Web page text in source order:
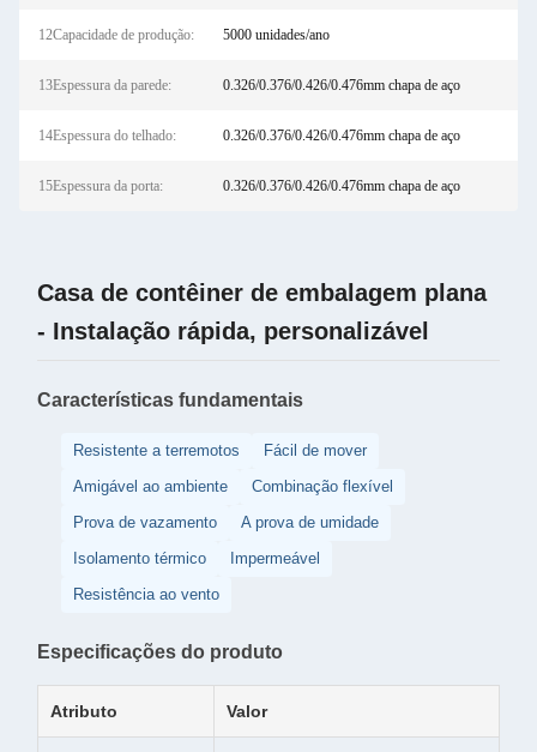
12Capacidade de produção: 5000 unidades/ano
13Espessura da parede: 0.326/0.376/0.426/0.476mm chapa de aço
14Espessura do telhado: 0.326/0.376/0.426/0.476mm chapa de aço
15Espessura da porta: 0.326/0.376/0.426/0.476mm chapa de aço
Casa de contêiner de embalagem plana
- Instalação rápida, personalizável
Características fundamentais
Resistente a terremotos
Fácil de mover
Amigável ao ambiente
Combinação flexível
Prova de vazamento
A prova de umidade
Isolamento térmico
Impermeável
Resistência ao vento
Especificações do produto
Atributo Valor